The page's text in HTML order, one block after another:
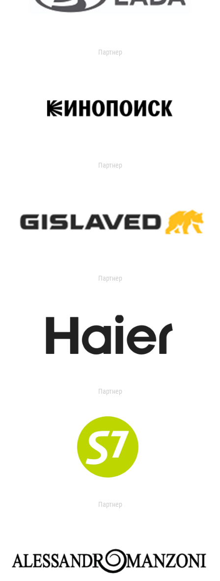
Партнер
Партнер
Партнер
Партнер
Партнер